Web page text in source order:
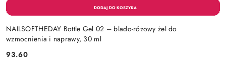
NAILSOFTHEDAY Bottle Gel 02 – blado-różowy żel do
wzmocnienia i naprawy, 30 ml
93.60